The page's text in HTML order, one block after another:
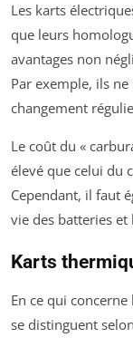
Les karts
que leurs
avantages non
Par exemple, ils
changement
Le coût du «
élevé que celui du
Cependant, il faut
vie des batteries
Karts
En ce qui
se distinguent